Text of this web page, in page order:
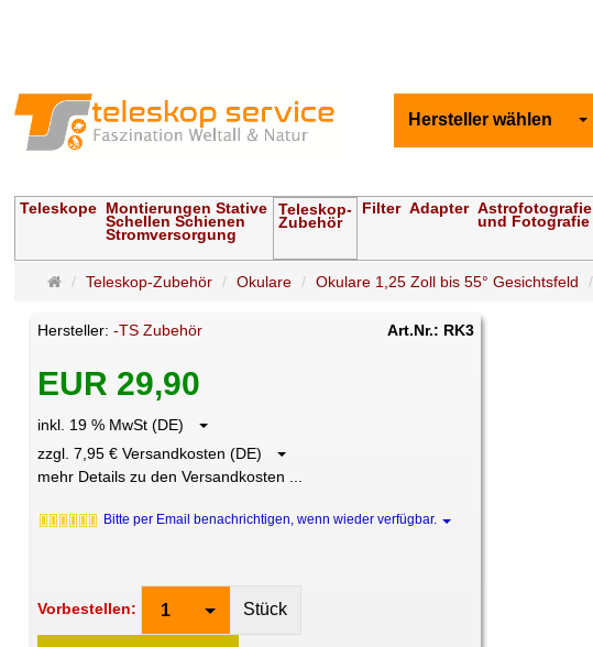
Hersteller wählen
Teleskope Montierungen Stative
Schellen Schienen
Stromversorgung
Teleskop-
Zubehör
Filter Adapter Astrofotografie
und Fotografie
Startseite
Teleskop-Zubehör Okulare Okulare 1,25 Zoll bis 55° Gesichtsfeld
Hersteller:-TS Zubehör Art.Nr.: RK3
EUR 29,90
inkl. 19 % MwSt (DE)
zzgl. 7,95 € Versandkosten (DE)
mehr Details zu den Versandkosten ...
Bitte per Email benachrichtigen, wenn wieder verfügbar.
Vorbestellen: 1 Stück